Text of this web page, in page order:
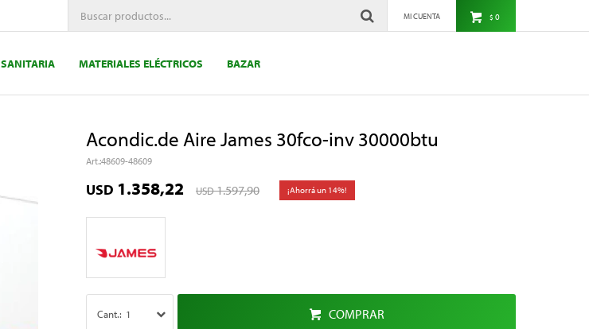
SANITARIA MATERIALES ELÉCTRICOS BAZAR
$ 0
Acondic.de Aire James 30fco-inv 30000btu
48609-48609
USD 1.358,22 USD1.597,90 14
1 COMPRAR